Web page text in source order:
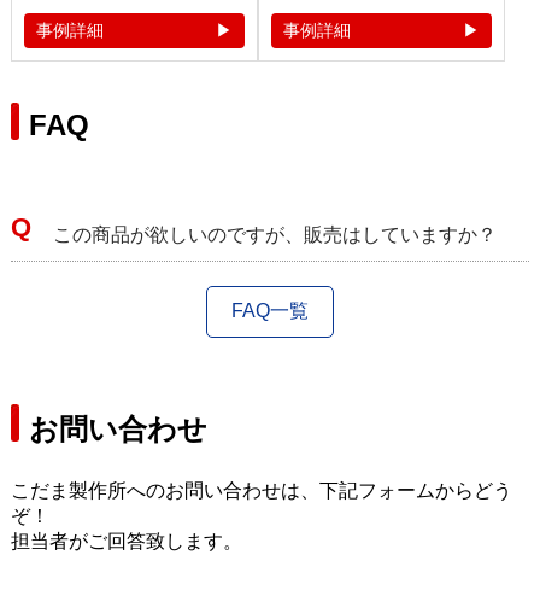
事例詳細 事例詳細
FAQ
この商品が欲しいのですが、販売はしていますか？
FAQ一覧
お問い合わせ
こだま製作所へのお問い合わせは、下記フォームからどう
ぞ！
担当者がご回答致します。